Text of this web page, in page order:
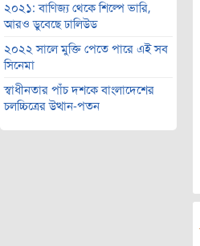
২০২১: বাণিজ্য থেকে শিল্পে ভারি,
আরও ডুবেছে ঢালিউড
২০২২ সালে মুক্তি পেতে পারে এই সব
সিনেমা
স্বাধীনতার পাঁচ দশকে বাংলাদেশের
চলচ্চিত্রের উত্থান-পতন